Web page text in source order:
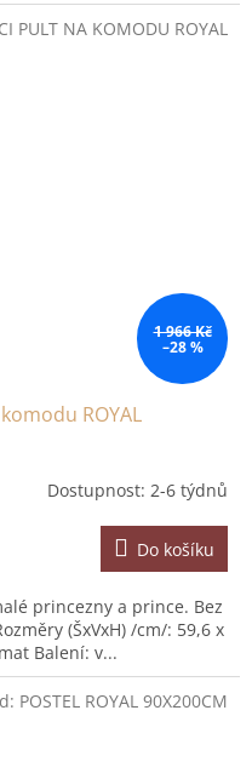
1 966 Kč
–28 %
ROYAL
Dostupnost: 2-6 týdnů
Do košíku
princezny a prince. Bez
(ŠxVxH) /cm/: 59,6 x
Balení: v...
PULT NA KOMODU ROYAL
POSTEL ROYAL 90X200CM